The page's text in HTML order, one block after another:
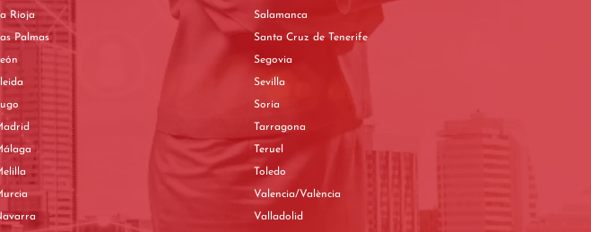
Rioja
Palmas
Salamanca
Santa Cruz de Tenerife
Segovia
Sevilla
Soria
Tarragona
Teruel
Toledo
Valencia/València
Valladolid